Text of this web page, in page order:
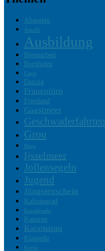
Absegeln
Amalfi
Ausbildung
Bootsarbeit
Bornholm
Capri
Danzig
Frauentörn
Friesland
Gaastmeer
Geschwaderfahrten
Grou
Heeg
Ijsselmeer
Jollensegeln
Jugend
Jüngstenschein
Kaliningrad
Kanalinseln
Kanaren
Katamaran
Klaipeda
Korfu